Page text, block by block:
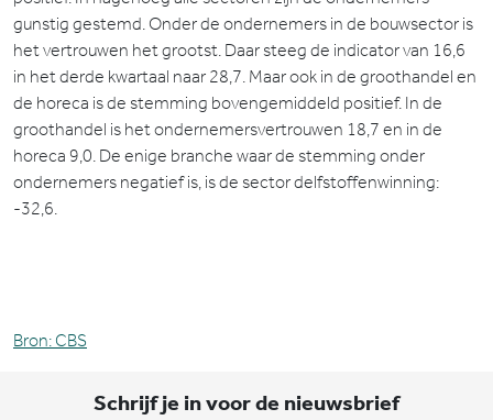
gunstig gestemd. Onder de ondernemers in de bouwsector is
het vertrouwen het grootst. Daar steeg de indicator van 16,6
in het derde kwartaal naar 28,7. Maar ook in de groothandel en
de horeca is de stemming bovengemiddeld positief. In de
groothandel is het ondernemersvertrouwen 18,7 en in de
horeca 9,0. De enige branche waar de stemming onder
ondernemers negatief is, is de sector delfstoffenwinning:
-32,6.
Bron: CBS
Schrijf je in voor de nieuwsbrief